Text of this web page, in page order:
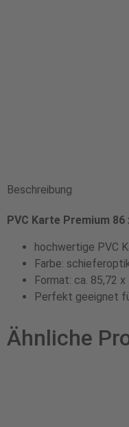
Beschreibung
PVC Karte Premium 86
hochwertige PVC
Farbe:
Format: ca. 85,72 x
Perfekt geeignet
Ähnliche